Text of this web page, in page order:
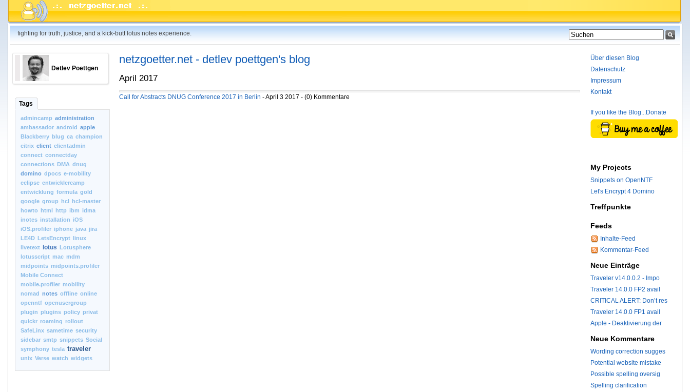
fighting for truth, justice, and a kick-butt lotus notes experience.
Detlev Poettgen
Tags
admincamp administration
ambassador android apple
Blackberry blug ca champion
citrix client clientadmin
connect connectday
connections DMA dnug
domino dpocs e-mobility
eclipse entwicklercamp
entwicklung formula gold
google group hcl hcl-master
howto html http ibm idma
inotes installation iOS
iOS.profiler iphone java jira
LE4D LetsEncrypt linux
livetext
lotus Lotusphere
lotusscript mac mdm
midpoints midpoints.profiler
Mobile Connect
mobile.profiler mobility
nomad notes offline online
openntf openusergroup
plugin plugins policy privat
quickr roaming rollout
SafeLinx sametime security
sidebar smtp snippets Social
symphony tesla traveler
unix Verse watch widgets
netzgoetter.net - detlev poettgen's blog
April 2017
Call for Abstracts DNUG Conference 2017 in Berlin - April 3 2017 - (0) Kommentare
Über diesen Blog
Datenschutz
Impressum
Kontakt
If you like the Blog...Donate
My Projects
Snippets on OpenNTF
Let's Encrypt 4 Domino
Treffpunkte
Feeds
Inhalte-Feed
Kommentar-Feed
Neue Einträge
Traveler v14.0.0.2 - Impo
Traveler 14.0.0 FP2 avail
CRITICAL ALERT: Don’t res
Traveler 14.0.0 FP1 avail
Apple - Deaktivierung der
Neue Kommentare
Wording correction sugges
Potential website mistake
Possible spelling oversig
Spelling clarification